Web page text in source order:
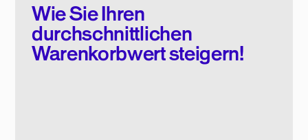
Wie Sie Ihren
durchschnittlichen
Warenkorbwert steigern!